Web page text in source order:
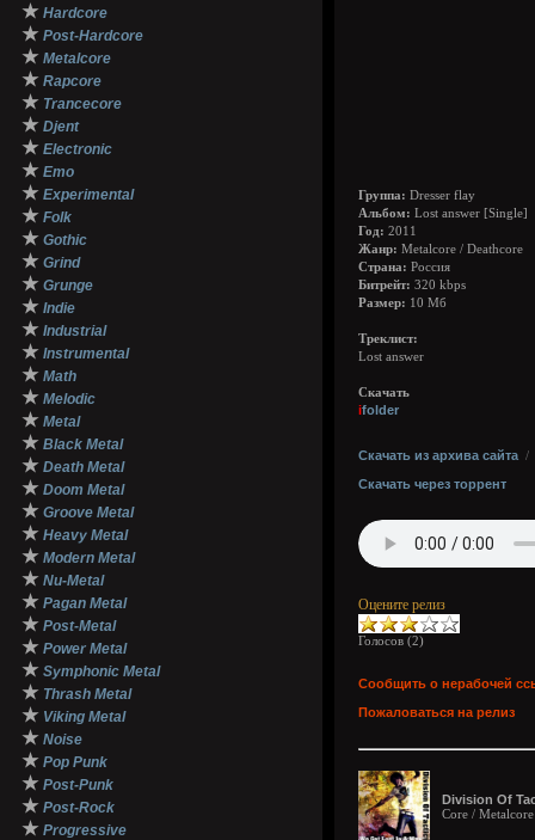
★ Hardcore
★ Post-Hardcore
★ Metalcore
★ Rapcore
★ Trancecore
★ Djent
★ Electronic
★ Emo
★ Experimental
★ Folk
★ Gothic
★ Grind
★ Grunge
★ Indie
★ Industrial
★ Instrumental
★ Math
★ Melodic
★ Metal
★ Black Metal
★ Death Metal
★ Doom Metal
★ Groove Metal
★ Heavy Metal
★ Modern Metal
★ Nu-Metal
★ Pagan Metal
★ Post-Metal
★ Power Metal
★ Symphonic Metal
★ Thrash Metal
★ Viking Metal
★ Noise
★ Pop Punk
★ Post-Punk
★ Post-Rock
★ Progressive
Группа: Dresser flay
Альбом: Lost answer [Single]
Год: 2011
Жанр: Metalcore / Deathcore
Страна: Россия
Битрейт: 320 kbps
Размер: 10 Мб
Треклист:
Lost answer
Скачать
ifolder
Скачать из архива сайта /
Скачать через торрент
Оцените релиз
Голосов (2)
Сообщить о нерабочей
Пожаловаться на релиз
Division Of
Core / Metalcore